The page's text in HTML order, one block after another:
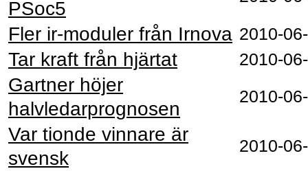
PSoc5
Fler ir-moduler från Irnova
Tar kraft från hjärtat
Gartner höjer
halvledarprognosen
Var tionde vinnare är
svensk